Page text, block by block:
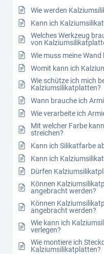
Wie werden
Kann ich
Welches Werkzeug
von
Wie muss meine
Womit kann ich
Wie schütze ich mich
Kalziumsilikatplatten?
Wann brauche ich
Wie verarbeite ich
Mit welcher Farbe
streichen?
Kann ich Silikatfarbe
Kann ich
Dürfen
Können
angebracht werden?
Können
angebracht werden?
Wie kann ich
verlegen?
Wie montiere ich
Kalziumsilikatplatten?